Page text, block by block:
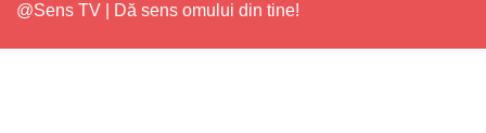
@Sens TV | Dă sens omului din tine!